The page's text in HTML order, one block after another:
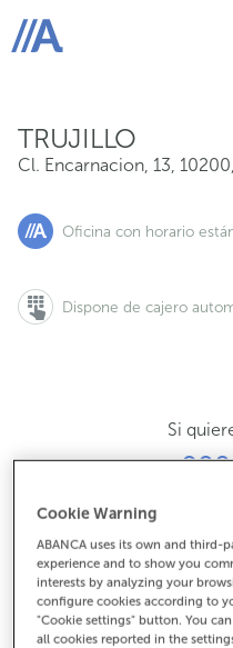
ABANCA
TRUJILLO
Cl. Encarnacion, 13, 10200,
Oficina con horario
Dispone de cajero
Si
900
Cookie Warning
ABANCA uses its own and third-
experience and to show you
interests by analyzing your
configure cookies according to
"Cookie settings" button. You
all cookies reported in the
Cl. Encarnacion, 13,